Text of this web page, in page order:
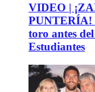
VIDEO |
PUNTERÍA!
toro antes
Estudiantes